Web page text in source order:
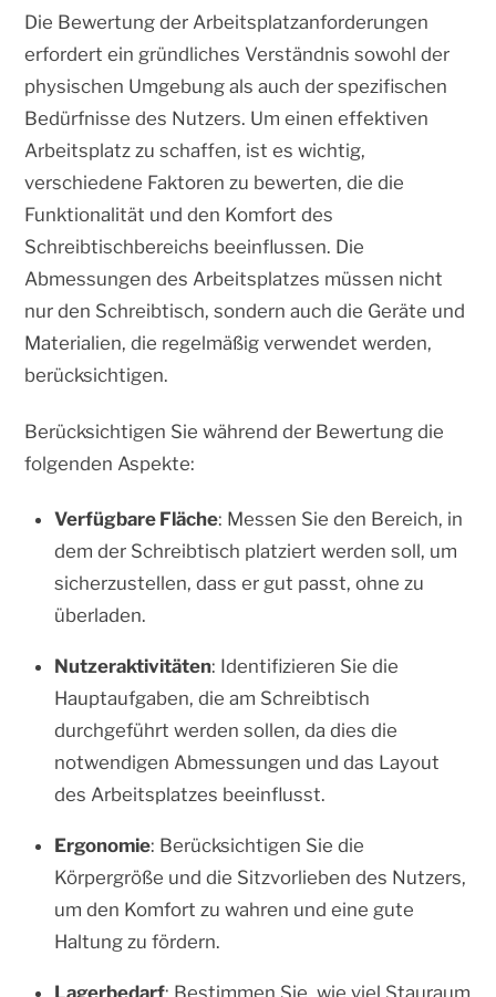
Die Bewertung der Arbeitsplatzanforderungen
erfordert ein gründliches Verständnis sowohl der
physischen Umgebung als auch der spezifischen
Bedürfnisse des Nutzers. Um einen effektiven
Arbeitsplatz zu schaffen, ist es wichtig,
verschiedene Faktoren zu bewerten, die die
Funktionalität und den Komfort des
Schreibtischbereichs beeinflussen. Die
Abmessungen des Arbeitsplatzes müssen nicht
nur den Schreibtisch, sondern auch die Geräte und
Materialien, die regelmäßig verwendet werden,
berücksichtigen.
Berücksichtigen Sie während der Bewertung die
folgenden Aspekte:
Verfügbare Fläche: Messen Sie den Bereich, in
dem der Schreibtisch platziert werden soll, um
sicherzustellen, dass er gut passt, ohne zu
überladen.
Nutzeraktivitäten: Identifizieren Sie die
Hauptaufgaben, die am Schreibtisch
durchgeführt werden sollen, da dies die
notwendigen Abmessungen und das Layout
des Arbeitsplatzes beeinflusst.
Ergonomie: Berücksichtigen Sie die
Körpergröße und die Sitzvorlieben des Nutzers,
um den Komfort zu wahren und eine gute
Haltung zu fördern.
Lagerbedarf: Bestimmen Sie, wie viel Stauraum